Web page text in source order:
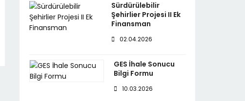
Sürdürülebilir
Şehirlier Projesi II Ek
Finansman
02.04.2026
GES İhale Sonucu
Bilgi Formu
10.03.2026